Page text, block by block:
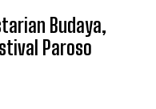
Budaya,
Paroso